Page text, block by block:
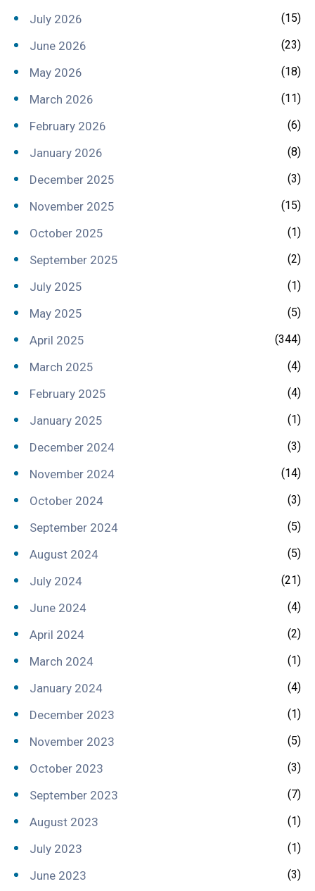
July 2026 (15)
June 2026 (23)
May 2026 (18)
March 2026 (11)
February 2026 (6)
January 2026 (8)
December 2025 (3)
November 2025 (15)
October 2025 (1)
September 2025 (2)
July 2025 (1)
May 2025 (5)
April 2025 (344)
March 2025 (4)
February 2025 (4)
January 2025 (1)
December 2024 (3)
November 2024 (14)
October 2024 (3)
September 2024 (5)
August 2024 (5)
July 2024 (21)
June 2024 (4)
April 2024 (2)
March 2024 (1)
January 2024 (4)
December 2023 (1)
November 2023 (5)
October 2023 (3)
September 2023 (7)
August 2023 (1)
July 2023 (1)
June 2023 (3)